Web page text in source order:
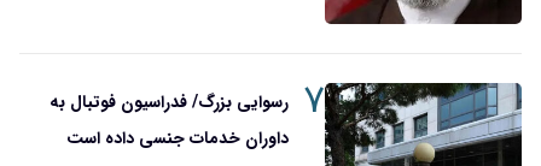
۷ رسوایی بزرگ/ فدراسیون فوتبال به
داوران خدمات جنسی داده است